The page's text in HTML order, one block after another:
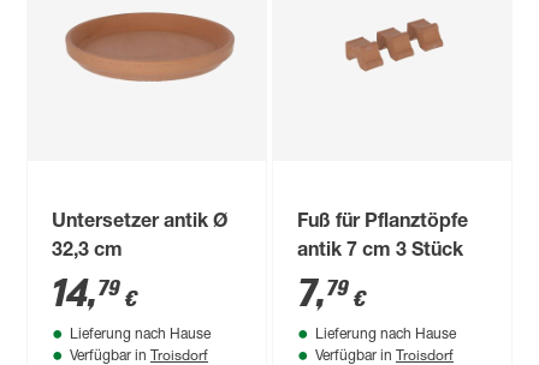
Untersetzer antik Ø
32,3 cm
14,79 €
Lieferung nach Hause
Verfügbar in Troisdorf
Fuß für Pflanztöpfe
antik 7 cm 3 Stück
7,79 €
Lieferung nach Hause
Verfügbar in Troisdorf